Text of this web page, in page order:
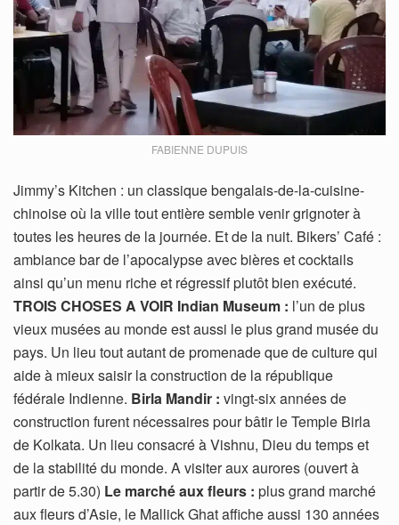
FABIENNE DUPUIS
Jimmy’s Kitchen : un classique bengalais-de-la-cuisine-
chinoise où la ville tout entière semble venir grignoter à
toutes les heures de la journée. Et de la nuit. Bikers’ Café :
ambiance bar de l’apocalypse avec bières et cocktails
ainsi qu’un menu riche et régressif plutôt bien exécuté.
TROIS CHOSES A VOIR Indian Museum : l’un de plus
vieux musées au monde est aussi le plus grand musée du
pays. Un lieu tout autant de promenade que de culture qui
aide à mieux saisir la construction de la république
fédérale Indienne. Birla Mandir : vingt-six années de
construction furent nécessaires pour bâtir le Temple Birla
de Kolkata. Un lieu consacré à Vishnu, Dieu du temps et
de la stabilité du monde. A visiter aux aurores (ouvert à
partir de 5.30) Le marché aux fleurs : plus grand marché
aux fleurs d’Asie, le Mallick Ghat affiche aussi 130 années